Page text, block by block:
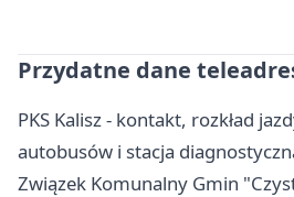
Przydatne dane
PKS Kalisz - kontakt, rozkład
autobusów i stacja
Związek Komunalny Gmin